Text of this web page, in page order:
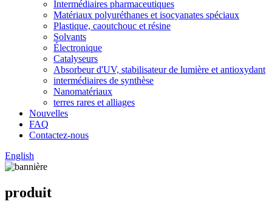
Intermédiaires pharmaceutiques
Matériaux polyuréthanes et isocyanates spéciaux
Plastique, caoutchouc et résine
Solvants
Électronique
Catalyseurs
Absorbeur d'UV, stabilisateur de lumière et antioxydant
intermédiaires de synthèse
Nanomatériaux
terres rares et alliages
Nouvelles
FAQ
Contactez-nous
English
produit